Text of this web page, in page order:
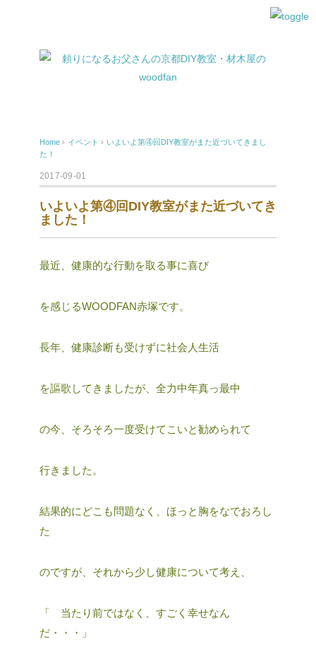
Home › イベント › いよいよ第④回DIY教室がまた近づいてきまし
た！
2017-09-01
いよいよ第④回DIY教室がまた近づいてき
ました！
最近、健康的な行動を取る事に喜び
を感じるWOODFAN赤塚です。
長年、健康診断も受けずに社会人生活
を謳歌してきましたが、全力中年真っ最中
の今、そろそろ一度受けてこいと勧められて
行きました。
結果的にどこも問題なく、ほっと胸をなでおろし
た
のですが、それから少し健康について考え、
「 当たり前ではなく、すごく幸せなん
だ・・・」